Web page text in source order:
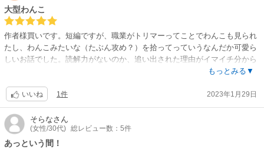
大型わんこ
作者様買いです。短編ですが、職業がトリマーってことでわんこも見られ
たし、わんこみたいな（たぶん攻め？）を拾ってっていうなんだか可愛ら
しいお話でした。読解力がないのか、追い出された理由がイマイチ分から
もっとみる▼
いいね 1件 2023年1月29日
そらなさん
(女性/30代) 総レビュー数：5件
あっという間！